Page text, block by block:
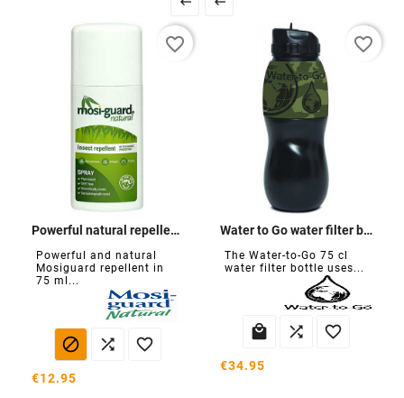
Powerful natural repellent Spray
Powerful and natural
Mosiguard repellent in
75 ml...
  
€12.95
favorite_border
Water to Go water filter bottle
The Water-to-Go 75 cl
water filter bottle uses...
  
€34.95
favorite_border